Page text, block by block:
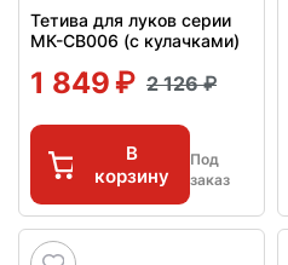
Тетива для луков серии
МК-CB006 (c кулачками)
1 849 2 126
В
корзину
Под
заказ